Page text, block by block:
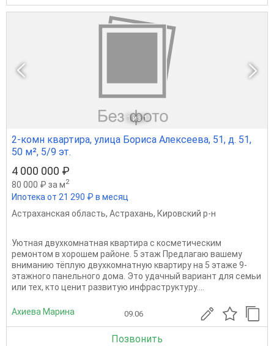
1 из 1
2-комн квартира, улица Бориса Алексеева, 51, д. 51,
50 м², 5/9 эт.
4 000 000 ₽
80 000 ₽ за м2
Ипотека от 21 290 ₽ в месяц
Астраханская область, Астрахань, Кировский р-н
Уютная двухкомнатная квартира с косметическим
ремонтом в хорошем районе. 5 этаж Предлагаю вашему
вниманию тёплую двухкомнатную квартиру на 5 этаже 9-
этажного панельного дома. Это удачный вариант для семьи
или тех, кто ценит развитую инфраструктуру....
Ахиева Марина 09.06
Позвонить